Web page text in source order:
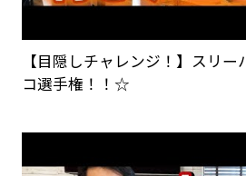
【目隠しチャレンジ！】スリー
コ選手権！！☆